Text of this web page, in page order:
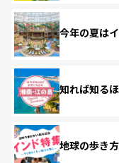
今年の夏は
知れば知る
地球の歩き